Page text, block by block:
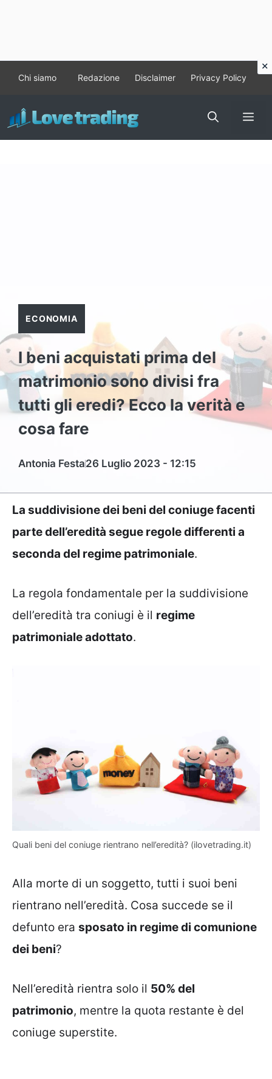
contenuto
Chi siamo Redazione Disclaimer Privacy Policy
ECONOMIA
I beni acquistati prima del
matrimonio sono divisi fra
tutti gli eredi? Ecco la verità e
cosa fare
Antonia Festa26 Luglio 2023 - 12:15
La suddivisione dei beni del coniuge facenti
parte dell’eredità segue regole differenti a
seconda del regime patrimoniale.
La regola fondamentale per la suddivisione
dell’eredità tra coniugi è il regime
patrimoniale adottato.
Quali beni del coniuge rientrano nell’eredità? (ilovetrading.it)
Alla morte di un soggetto, tutti i suoi beni
rientrano nell’eredità. Cosa succede se il
defunto era sposato in regime di comunione
dei beni?
Nell’eredità rientra solo il 50% del
patrimonio, mentre la quota restante è del
coniuge superstite.